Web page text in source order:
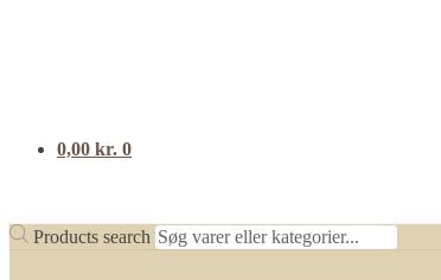
0,00 kr. 0
Products search